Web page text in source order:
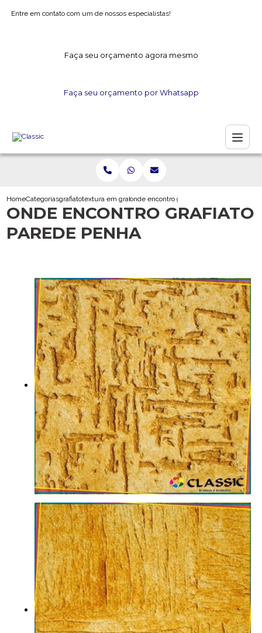
Entre em contato com um de nossos especialistas!
Faça seu orçamento agora mesmo
Faça seu orçamento por Whatsapp
HomeCategoriasgrafiatotextura em grafiatoonde encontro grafiato parede penha
ONDE ENCONTRO GRAFIATO
PAREDE PENHA